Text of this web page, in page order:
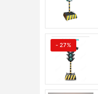
- 27%